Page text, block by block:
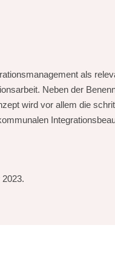
als
Neben der
wird vor allem die